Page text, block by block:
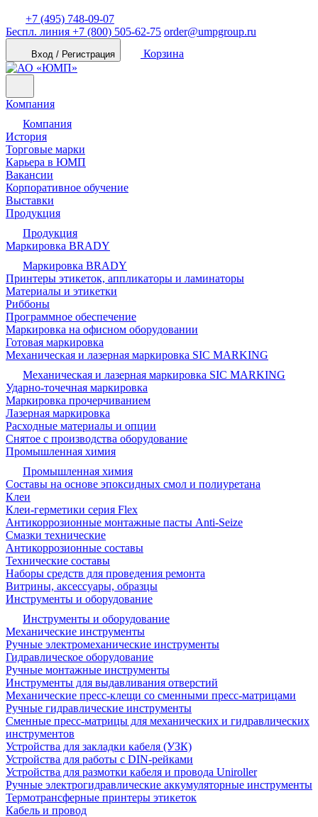
+7 (495) 748-09-07
Беспл. линия +7 (800) 505-62-75 order@umpgroup.ru
Вход / Регистрация Корзина
Компания
Компания
История
Торговые марки
Карьера в ЮМП
Вакансии
Корпоративное обучение
Выставки
Продукция
Продукция
Маркировка BRADY
Маркировка BRADY
Принтеры этикеток, аппликаторы и ламинаторы
Материалы и этикетки
Риббоны
Программное обеспечение
Маркировка на офисном оборудовании
Готовая маркировка
Механическая и лазерная маркировка SIC MARKING
Механическая и лазерная маркировка SIC MARKING
Ударно-точечная маркировка
Маркировка прочерчиванием
Лазерная маркировка
Расходные материалы и опции
Снятое с производства оборудование
Промышленная химия
Промышленная химия
Составы на основе эпоксидных смол и полиуретана
Клеи
Клеи-герметики серия Flex
Антикоррозионные монтажные пасты Anti-Seize
Смазки технические
Антикоррозионные составы
Технические составы
Наборы средств для проведения ремонта
Витрины, аксессуары, образцы
Инструменты и оборудование
Инструменты и оборудование
Механические инструменты
Ручные электромеханические инструменты
Гидравлическое оборудование
Ручные монтажные инструменты
Инструменты для выдавливания отверстий
Механические пресс-клещи со сменными пресс-матрицами
Ручные гидравлические инструменты
Сменные пресс-матрицы для механических и гидравлических
инструментов
Устройства для закладки кабеля (УЗК)
Устройства для работы с DIN-рейками
Устройства для размотки кабеля и провода Uniroller
Ручные электрогидравлические аккумуляторные инструменты
Термотрансферные принтеры этикеток
Кабель и провод